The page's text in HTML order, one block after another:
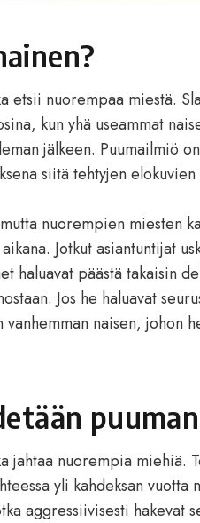
etsii nuorempaa miestä.
kun yhä useammat
jälkeen. Puumailmiö
siitä tehtyjen elokuvien
nuorempien miesten
Jotkut asiantuntijat
haluavat päästä takaisin
Jos he haluavat
naisen, johon
jahtaa nuorempia miehiä.
yli kahdeksan vuotta
aggressiivisesti hakevat